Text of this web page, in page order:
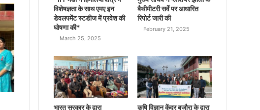
विशेषज्ञता के साथ एमए इन
डेवलपमेंट स्टडीज में प्रवेश की
घोषणा की*
March 25, 2025
बैथीमीटरी सर्वे पर आधारित
रिपोर्ट जारी की
February 21, 2025
भारत सरकार के द्वारा
कृषि विज्ञान केंद्र बजौरा के द्वारा